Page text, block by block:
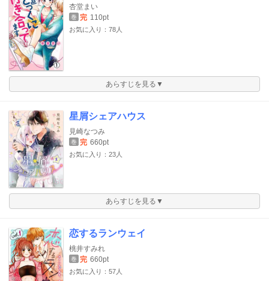
杏堂まい
巻 完 110pt
お気に入り：78人
あらすじを見る▼
星屑シェアハウス
見崎なつみ
巻 完 660pt
お気に入り：23人
あらすじを見る▼
恋するランウェイ
桃井すみれ
巻 完 660pt
お気に入り：57人